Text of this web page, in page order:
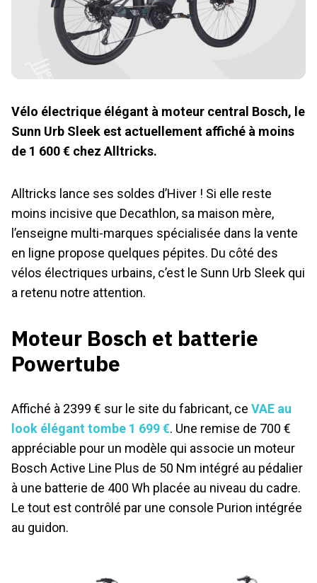
Vélo électrique élégant à moteur central Bosch, le
Sunn Urb Sleek est actuellement affiché à moins
de 1 600 € chez Alltricks.
Alltricks lance ses soldes d’Hiver ! Si elle reste
moins incisive que Decathlon, sa maison mère,
l’enseigne multi-marques spécialisée dans la vente
en ligne propose quelques pépites. Du côté des
vélos électriques urbains, c’est le Sunn Urb Sleek qui
a retenu notre attention.
Moteur Bosch et batterie
Powertube
Affiché à 2399 € sur le site du fabricant, ce VAE au
look élégant tombe 1 699 €. Une remise de 700 €
appréciable pour un modèle qui associe un moteur
Bosch Active Line Plus de 50 Nm intégré au pédalier
à une batterie de 400 Wh placée au niveau du cadre.
Le tout est contrôlé par une console Purion intégrée
au guidon.